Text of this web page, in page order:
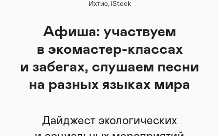
Ихтис, iStock
Афиша: участвуем
в экомастер-классах
и забегах, слушаем песни
на разных языках мира
Дайджест экологических